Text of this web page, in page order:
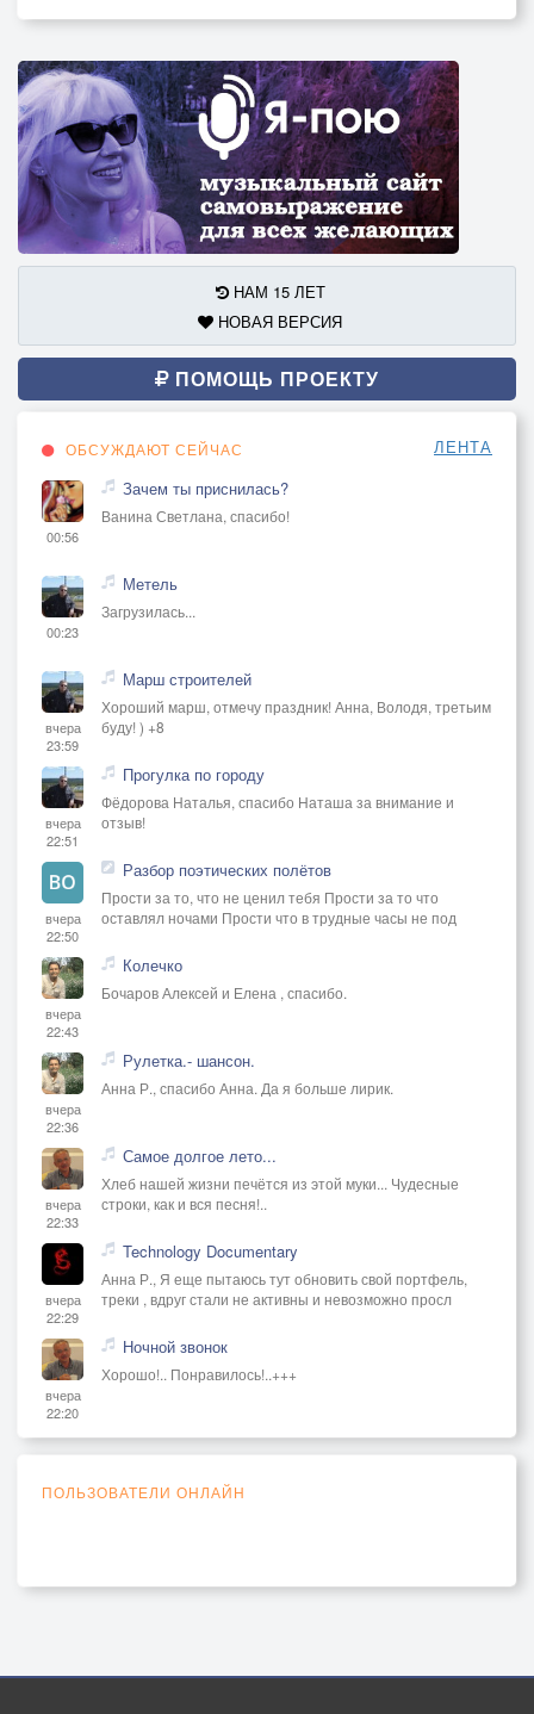
НАМ 15 ЛЕТ
НОВАЯ ВЕРСИЯ
ПОМОЩЬ ПРОЕКТУ
ОБСУЖДАЮТ СЕЙЧАС ЛЕНТА
00:56
Зачем ты приснилась?
Ванина Светлана, спасибо!
00:23
Метель
Загрузилась...
вчера
23:59
Марш строителей
Хороший марш, отмечу праздник! Анна, Володя, третьим
буду! ) +8
вчера
22:51
Прогулка по городу
Фёдорова Наталья, спасибо Наташа за внимание и
отзыв!
вчера
22:50
Разбор поэтических полётов
Прости за то, что не ценил тебя Прости за то что
оставлял ночами Прости что в трудные часы не под
вчера
22:43
Колечко
Бочаров Алексей и Елена , спасибо.
вчера
22:36
Рулетка.- шансон.
Анна Р., спасибо Анна. Да я больше лирик.
вчера
22:33
Самое долгое лето...
Хлеб нашей жизни печётся из этой муки... Чудесные
строки, как и вся песня!..
вчера
22:29
Technology Documentary
Анна Р., Я еще пытаюсь тут обновить свой портфель,
треки , вдруг стали не активны и невозможно просл
вчера
22:20
Ночной звонок
Хорошо!.. Понравилось!..+++
ПОЛЬЗОВАТЕЛИ ОНЛАЙН